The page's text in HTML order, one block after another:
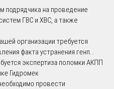
подрядчика на проведение
ГВС и ХВС, а также
организации требуется
факта устранения генп...
экспертиза поломки АКПП
Гидромек
провести